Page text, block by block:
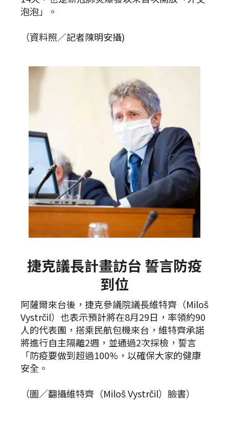
泡泡」。
（資料照／記者陳明安攝)
捷克議長計畫訪台 誓言防疫
到位
阿薩爾來台後，捷克參議院議長維特齊（Miloš
Vystrčil）也表示預計將在8月29日，率領約90
人的代表團，搭乘民航包機來台，維特齊承諾
將進行自主隔離2週，並通過2次採檢，誓言
「防疫要做到超過100%，以確保大家的健康
安全。
（圖／翻攝維特齊（Miloš Vystrčil）臉書）